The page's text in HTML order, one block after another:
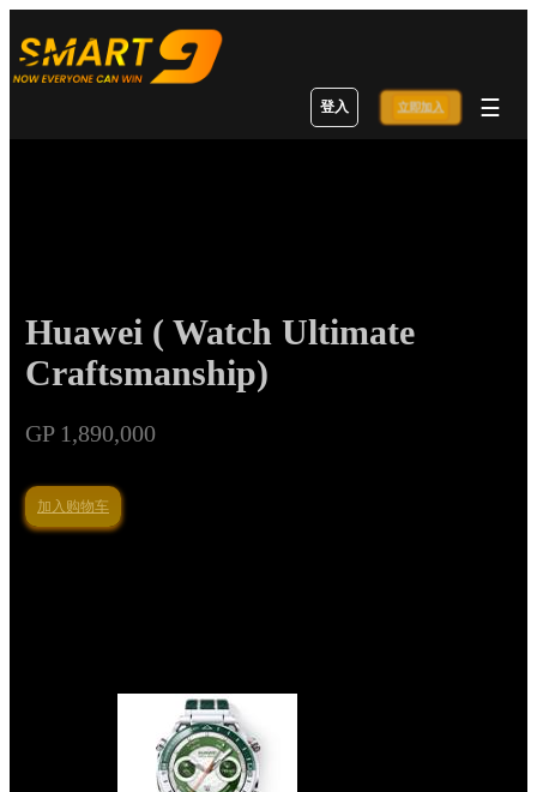
登入 立即加入 ☰
Huawei ( Watch Ultimate
Craftsmanship)
GP 1,890,000
加入购物车